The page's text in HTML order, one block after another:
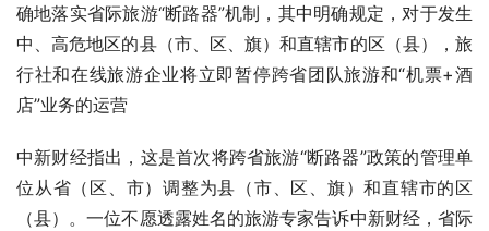
确地落实省际旅游“断路器”机制，其中明确规定，对于发生
中、高危地区的县（市、区、旗）和直辖市的区（县），旅
行社和在线旅游企业将立即暂停跨省团队旅游和“机票+酒
店”业务的运营
中新财经指出，这是首次将跨省旅游“断路器”政策的管理单
位从省（区、市）调整为县（市、区、旗）和直辖市的区
（县）。一位不愿透露姓名的旅游专家告诉中新财经，省际